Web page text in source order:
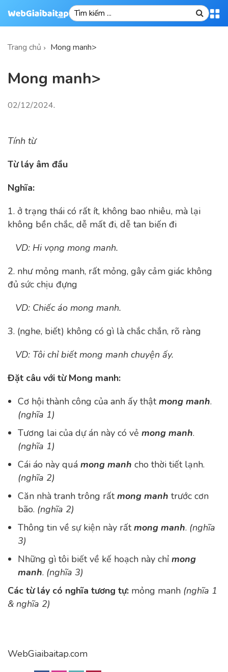
Trang chủ Mong manh>
Mong manh>
02/12/2024.
Tính từ
Từ láy âm đầu
Nghĩa:
1. ở trạng thái có rất ít, không bao nhiêu, mà lại
không bền chắc, dễ mất đi, dễ tan biến đi
VD: Hi vọng mong manh.
2. như mỏng manh, rất mỏng, gây cảm giác không
đủ sức chịu đựng
VD: Chiếc áo mong manh.
3. (nghe, biết) không có gì là chắc chắn, rõ ràng
VD: Tôi chỉ biết mong manh chuyện ấy.
Đặt câu với từ Mong manh:
Cơ hội thành công của anh ấy thậtmong manh.
(nghĩa 1)
Tương lai của dự án này có vẻ mong manh.
(nghĩa 1)
Cái áo này quá mong manh cho thời tiết lạnh.
(nghĩa 2)
Căn nhà tranh trông rấtmong manh trước cơn
bão. (nghĩa 2)
Thông tin về sự kiện này rấtmong manh. (nghĩa
3)
Những gì tôi biết về kế hoạch này chỉ mong
manh. (nghĩa 3)
Các từ láy có nghĩa tương tự: mỏng manh (nghĩa 1
& nghĩa 2)
WebGiaibaitap.com